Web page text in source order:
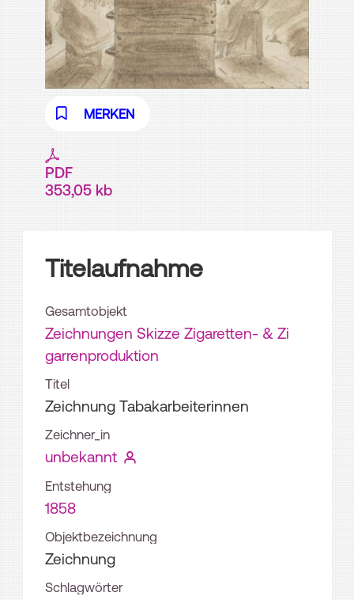
MERKEN
PDF
353,05 kb
Titelaufnahme
Gesamtobjekt
Zeichnungen Skizze Zigaretten- & Zi
garrenproduktion
Titel
Zeichnung Tabakarbeiterinnen
Zeichner_in
unbekannt
Entstehung
1858
Objektbezeichnung
Zeichnung
Schlagwörter